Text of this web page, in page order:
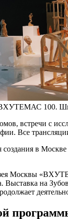
100.
встречи с
Все
создания в
Москвы
на